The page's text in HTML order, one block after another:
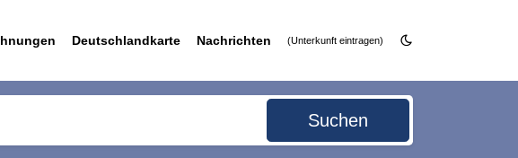
Deutschlandkarte Nachrichten (Unterkunft eintragen)
Suchen